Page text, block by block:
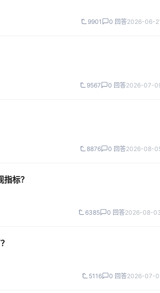
9901 0 回答2026-06-
9567 0 回答2026-07-
8876 0 回答2026-08-
标？
6385 0 回答2026-08-
5116 0 回答2026-07-